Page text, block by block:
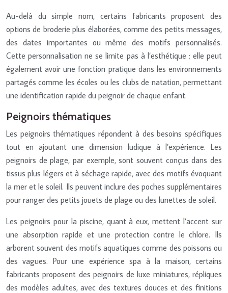
Au-delà du simple nom, certains fabricants proposent des
options de broderie plus élaborées, comme des petits messages,
des dates importantes ou même des motifs personnalisés.
Cette personnalisation ne se limite pas à l’esthétique ; elle peut
également avoir une fonction pratique dans les environnements
partagés comme les écoles ou les clubs de natation, permettant
une identification rapide du peignoir de chaque enfant.
Peignoirs thématiques
Les peignoirs thématiques répondent à des besoins spécifiques
tout en ajoutant une dimension ludique à l’expérience. Les
peignoirs de plage, par exemple, sont souvent conçus dans des
tissus plus légers et à séchage rapide, avec des motifs évoquant
la mer et le soleil. Ils peuvent inclure des poches supplémentaires
pour ranger des petits jouets de plage ou des lunettes de soleil.
Les peignoirs pour la piscine, quant à eux, mettent l’accent sur
une absorption rapide et une protection contre le chlore. Ils
arborent souvent des motifs aquatiques comme des poissons ou
des vagues. Pour une expérience spa à la maison, certains
fabricants proposent des peignoirs de luxe miniatures, répliques
des modèles adultes, avec des textures douces et des finitions